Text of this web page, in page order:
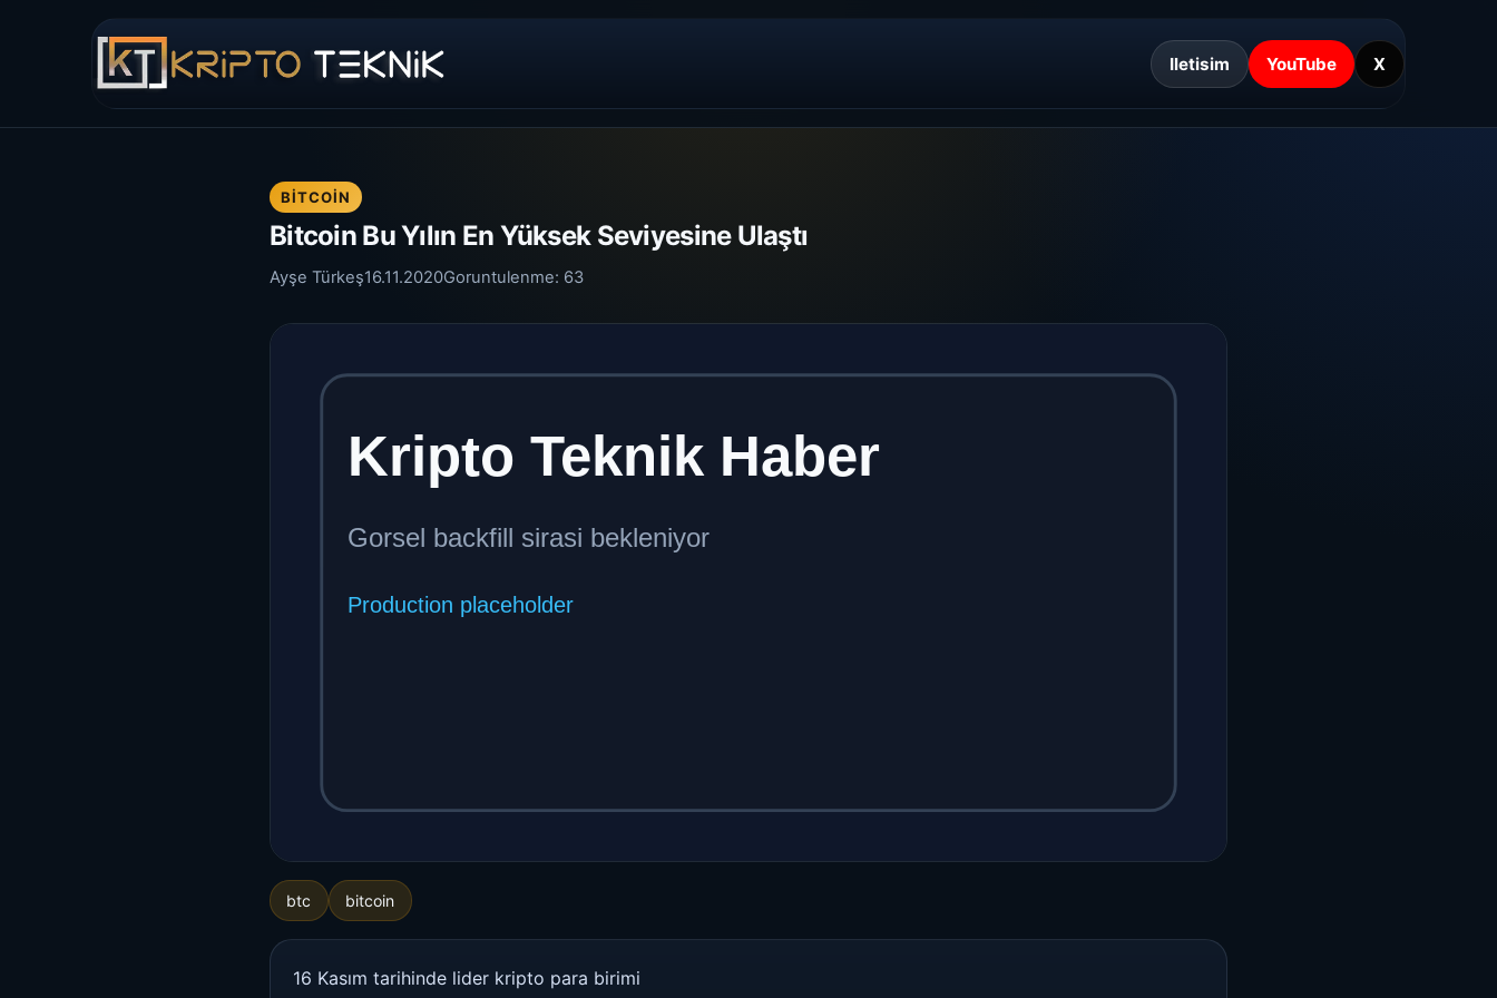
Iletisim YouTube X
BITCOIN
Bitcoin Bu Yılın En Yüksek Seviyesine Ulaştı
Ayşe Türkeş16.11.2020Goruntulenme: 63
btc bitcoin
16 Kasım tarihinde lider kripto para birimi